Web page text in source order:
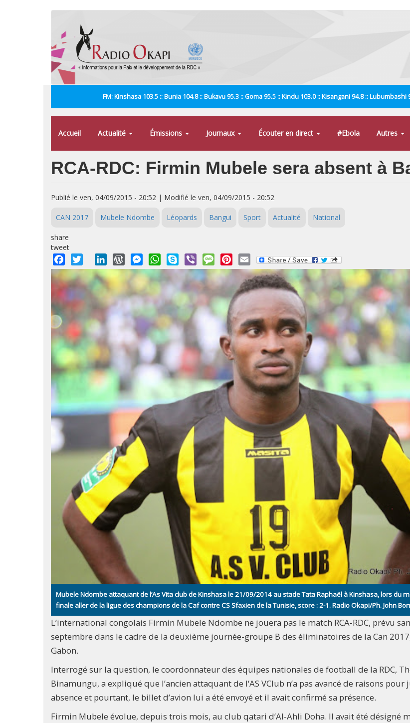
FM: Kinshasa 103.5 :: Bunia 104.8 :: Bukavu 95.3 :: Goma 95.5 :: Kindu 103.0 :: Kisangani 94.8 ::
Accueil Actualité Émissions Journaux Écouter en direct #Ebola Autres
RCA-RDC: Firmin Mubele sera absent à
Publié le ven, 04/09/2015 - 20:52 | Modifié le ven, 04/09/2015 - 20:52
CAN 2017 Mubele Ndombe Léopards Bangui Sport Actualité National
share
tweet
Facebook
Twitter LinkedInWordPressMessengerWhatsApp
Skype Viber MessagePinterest
Email
Mubele Ndombe attaquant de l’As Vita club de Kinshasa le 21/09/2014 au stade Tata Raphaël à Kinshasa, lors du
finale aller de la ligue des champions de la Caf contre CS Sfaxien de la Tunisie, score : 2-1. Radio Okapi/Ph. John
L’international congolais Firmin Mubele Ndombe ne jouera pas le match RCA-RDC, prévu
septembre dans le cadre de la deuxième journée-groupe B des éliminatoires de la Can
Gabon.
Interrogé sur la question, le coordonnateur des équipes nationales de football de la RDC,
Binamungu, a expliqué que l’ancien attaquant de l‘AS VClub n’a pas avancé de raisons pour
absence et pourtant, le billet d’avion lui a été envoyé et il avait confirmé sa présence.
Firmin Mubele évolue, depuis trois mois, au club qatari d’Al-Ahli Doha. Il avait été désigné